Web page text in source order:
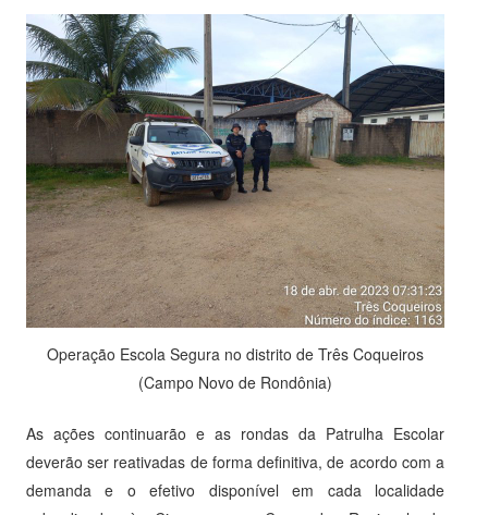
Operação Escola Segura no distrito de Três Coqueiros
(Campo Novo de Rondônia)
As ações continuarão e as rondas da Patrulha Escolar
deverão ser reativadas de forma definitiva, de acordo com a
demanda e o efetivo disponível em cada localidade